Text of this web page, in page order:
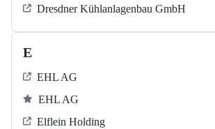
Dresdner Kühlanlagenbau GmbH
E
EHL AG
EHL AG
Elflein Holding